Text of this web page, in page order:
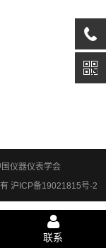
国仪器仪表学会
沪ICP备19021815号-2
联系